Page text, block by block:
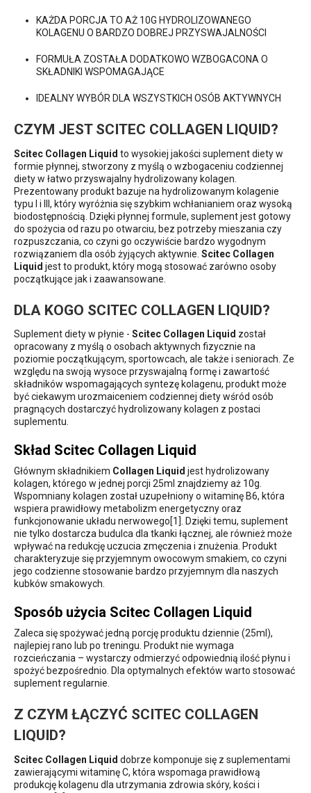
KAŻDA PORCJA TO AŻ 10G HYDROLIZOWANEGO
KOLAGENU O BARDZO DOBREJ PRZYSWAJALNOŚCI
FORMUŁA ZOSTAŁA DODATKOWO WZBOGACONA O
SKŁADNIKI WSPOMAGAJĄCE
IDEALNY WYBÓR DLA WSZYSTKICH OSÓB AKTYWNYCH
CZYM JEST SCITEC COLLAGEN LIQUID?
Scitec Collagen Liquid to wysokiej jakości suplement diety w
formie płynnej, stworzony z myślą o wzbogaceniu codziennej
diety w łatwo przyswajalny hydrolizowany kolagen.
Prezentowany produkt bazuje na hydrolizowanym kolagenie
typu I i III, który wyróżnia się szybkim wchłanianiem oraz wysoką
biodostępnością. Dzięki płynnej formule, suplement jest gotowy
do spożycia od razu po otwarciu, bez potrzeby mieszania czy
rozpuszczania, co czyni go oczywiście bardzo wygodnym
rozwiązaniem dla osób żyjących aktywnie. Scitec Collagen
Liquid jest to produkt, który mogą stosować zarówno osoby
początkujące jak i zaawansowane.
DLA KOGO SCITEC COLLAGEN LIQUID?
Suplement diety w płynie - Scitec Collagen Liquid został
opracowany z myślą o osobach aktywnych fizycznie na
poziomie początkującym, sportowcach, ale także i seniorach. Ze
względu na swoją wysoce przyswajalną formę i zawartość
składników wspomagających syntezę kolagenu, produkt może
być ciekawym urozmaiceniem codziennej diety wśród osób
pragnących dostarczyć hydrolizowany kolagen z postaci
suplementu.
Skład Scitec Collagen Liquid
Głównym składnikiem Collagen Liquid jest hydrolizowany
kolagen, którego w jednej porcji 25ml znajdziemy aż 10g.
Wspomniany kolagen został uzupełniony o witaminę B6, która
wspiera prawidłowy metabolizm energetyczny oraz
funkcjonowanie układu nerwowego[1]. Dzięki temu, suplement
nie tylko dostarcza budulca dla tkanki łącznej, ale również może
wpływać na redukcję uczucia zmęczenia i znużenia. Produkt
charakteryzuje się przyjemnym owocowym smakiem, co czyni
jego codzienne stosowanie bardzo przyjemnym dla naszych
kubków smakowych.
Sposób użycia Scitec Collagen Liquid
Zaleca się spożywać jedną porcję produktu dziennie (25ml),
najlepiej rano lub po treningu. Produkt nie wymaga
rozcieńczania – wystarczy odmierzyć odpowiednią ilość płynu i
spożyć bezpośrednio. Dla optymalnych efektów warto stosować
suplement regularnie.
Z CZYM ŁĄCZYĆ SCITEC COLLAGEN
LIQUID?
Scitec Collagen Liquid dobrze komponuje się z suplementami
zawierającymi witaminę C, która wspomaga prawidłową
produkcję kolagenu dla utrzymania zdrowia skóry, kości i